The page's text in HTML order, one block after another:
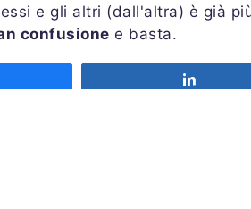
e gli altri (dall'altra) è già
confusione e basta.